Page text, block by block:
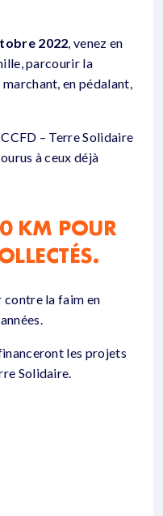
2022, venez en
parcourir la
en pédalant,
– Terre Solidaire
à ceux déjà
KM POUR
la faim en
les projets
Solidaire.